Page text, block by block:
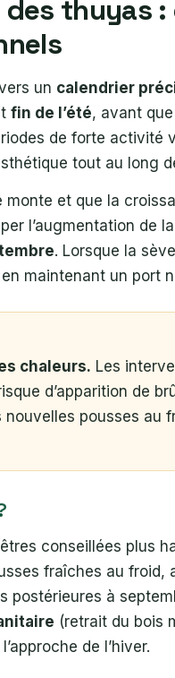
thuyas :
un calendrier
fin de l’été, avant que
de forte activité
tout au long
monte et que la
l’augmentation de
. Lorsque la
maintenant un port
chaleurs. Les
d’apparition de
nouvelles pousses au
conseillées plus
fraîches au froid,
à
(retrait du bois
de l’hiver.